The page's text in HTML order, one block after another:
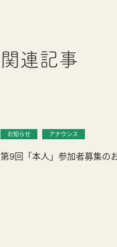
関連記事
お知らせ アナウンス
第9回「本人」参加者募集の